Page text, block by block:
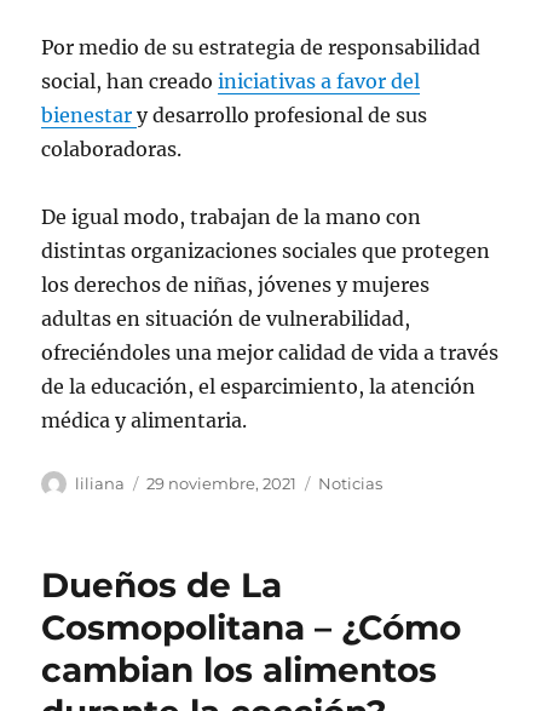
Por medio de su estrategia de responsabilidad
social, han creadoiniciativas a favor del
bienestary desarrollo profesional de sus
colaboradoras.
De igual modo, trabajan de la mano con
distintas organizaciones sociales que protegen
los derechos de niñas, jóvenes y mujeres
adultas en situación de vulnerabilidad,
ofreciéndoles una mejor calidad de vida a través
de la educación, el esparcimiento, la atención
médica y alimentaria.
Autor
liliana
Publicado
29 noviembre, 2021 Categorías
Noticias
Dueños de La
Cosmopolitana – ¿Cómo
cambian los alimentos